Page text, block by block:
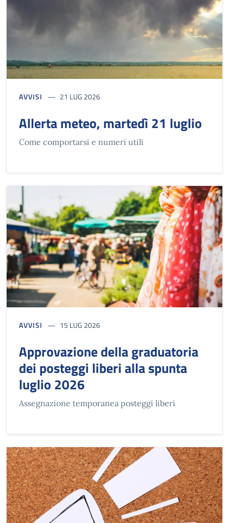
AVVISI 21 LUG 2026
Allerta meteo, martedì 21 luglio
Come comportarsi e numeri utili
AVVISI 15 LUG 2026
Approvazione della graduatoria
dei posteggi liberi alla spunta
luglio 2026
Assegnazione temporanea posteggi liberi